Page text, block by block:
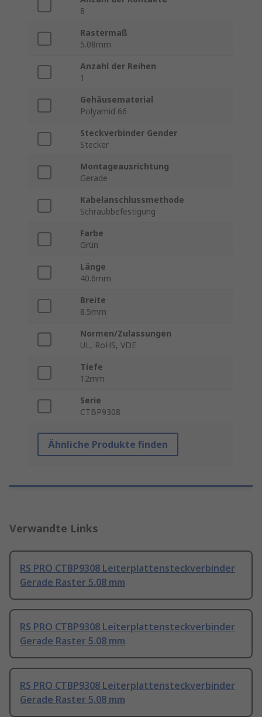
8
Rastermaß
5.08mm
Anzahl der Reihen
1
Gehäusematerial
Polyamid 66
Steckverbinder Gender
Stecker
Montageausrichtung
Gerade
Kabelanschlussmethode
Schraubbefestigung
Farbe
Grün
Länge
40.6mm
Breite
8.5mm
Normen/Zulassungen
UL, RoHS, VDE
Tiefe
12mm
Serie
CTBP9308
Ähnliche Produkte finden
Verwandte Links
RS PRO CTBP9308 Leiterplattensteckverbinder
Gerade Raster 5.08 mm
RS PRO CTBP9308 Leiterplattensteckverbinder
Gerade Raster 5.08 mm
RS PRO CTBP9308 Leiterplattensteckverbinder
Gerade Raster 5.08 mm